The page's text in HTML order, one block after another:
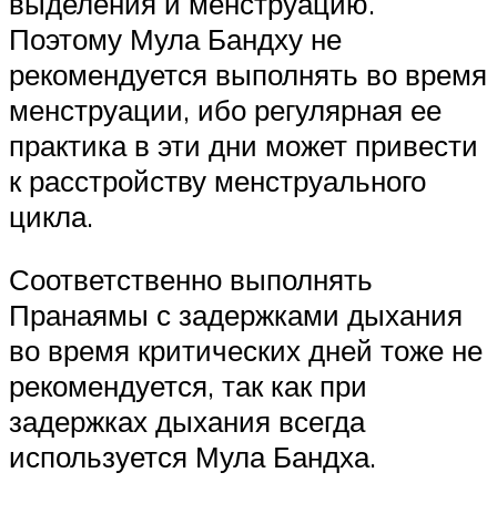
Поэтому Мула Бандху не
рекомендуется выполнять во время
менструации, ибо регулярная ее
практика в эти дни может привести
к расстройству менструального
цикла.
Соответственно выполнять
Пранаямы с задержками дыхания
во время критических дней тоже не
рекомендуется, так как при
задержках дыхания всегда
используется Мула Бандха.